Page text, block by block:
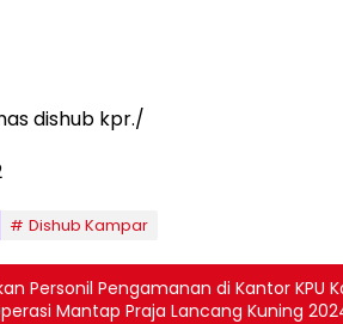
dishub kpr./
Dishub Kampar
Personil Pengamanan di Kantor KPU
Mantap Praja Lancang Kuning